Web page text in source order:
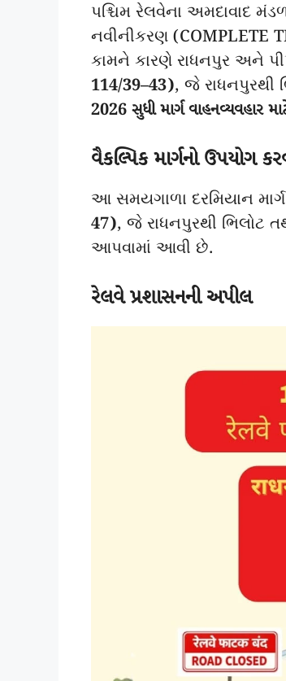
પશ્ચિમ રેલવેના અમદાવાદ
નવીનીકરણ (COMPLETE
કામને કારણે રાધનપુર અને
114/39–43), જે રાધનપુરથી
2026 સુધી માર્ગ વાહનવ્યવહાર
વૈકલ્પિક માર્ગનો ઉપયોગ
આ સમયગાળા દરમિયાન
47), જે રાધનપુરથી ભિલોટ
આપવામાં આવી છે.
રેલવે પ્રશાસનની અપીલ